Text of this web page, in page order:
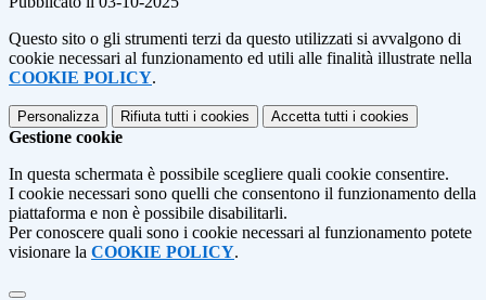
Questo sito o gli strumenti terzi da questo utilizzati si avvalgono di
cookie necessari al funzionamento ed utili alle finalità illustrate nella
COOKIE POLICY.
Personalizza Rifiuta tutti i cookies Accetta tutti i cookies
Gestione cookie
In questa schermata è possibile scegliere quali cookie consentire.
I cookie necessari sono quelli che consentono il funzionamento della
piattaforma e non è possibile disabilitarli.
Per conoscere quali sono i cookie necessari al funzionamento potete
visionare la COOKIE POLICY.